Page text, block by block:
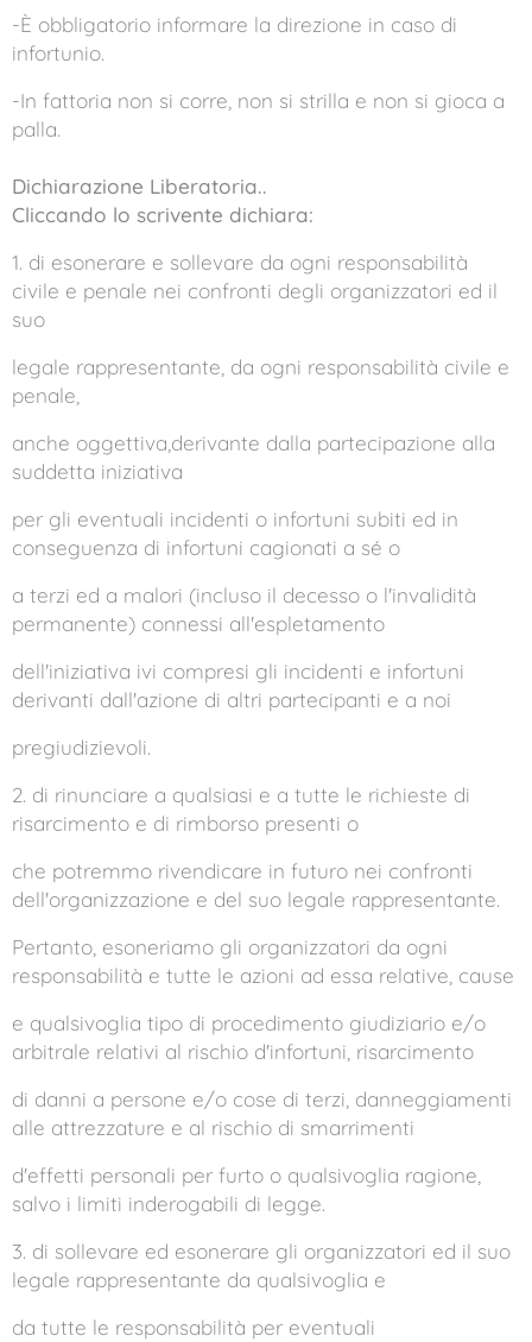
-È obbligatorio informare la direzione in caso di
infortunio.
-In fattoria non si corre, non si strilla e non si gioca a
palla.
Dichiarazione Liberatoria..
Cliccando lo scrivente dichiara:
1. di esonerare e sollevare da ogni responsabilità
civile e penale nei confronti degli organizzatori ed il
suo
legale rappresentante, da ogni responsabilità civile e
penale,
anche oggettiva,derivante dalla partecipazione alla
suddetta iniziativa
per gli eventuali incidenti o infortuni subiti ed in
conseguenza di infortuni cagionati a sé o
a terzi ed a malori (incluso il decesso o l'invalidità
permanente) connessi all'espletamento
dell'iniziativa ivi compresi gli incidenti e infortuni
derivanti dall'azione di altri partecipanti e a noi
pregiudizievoli.
2. di rinunciare a qualsiasi e a tutte le richieste di
risarcimento e di rimborso presenti o
che potremmo rivendicare in futuro nei confronti
dell'organizzazione e del suo legale rappresentante.
Pertanto, esoneriamo gli organizzatori da ogni
responsabilità e tutte le azioni ad essa relative, cause
e qualsivoglia tipo di procedimento giudiziario e/o
arbitrale relativi al rischio d'infortuni, risarcimento
di danni a persone e/o cose di terzi, danneggiamenti
alle attrezzature e al rischio di smarrimenti
d'effetti personali per furto o qualsivoglia ragione,
salvo i limiti inderogabili di legge.
3. di sollevare ed esonerare gli organizzatori ed il suo
legale rappresentante da qualsivoglia e
da tutte le responsabilità per eventuali